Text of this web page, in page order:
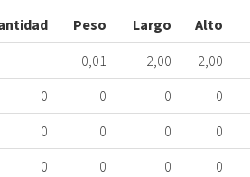
Peso Largo Alto
0,01
2,00 2,00
0
0 0 0
0
0 0 0
0
0 0 0